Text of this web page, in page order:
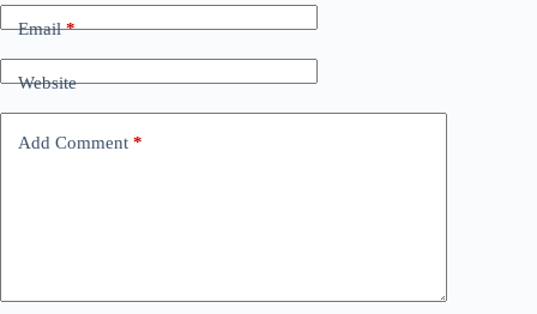
Email*
Website
Add Comment *